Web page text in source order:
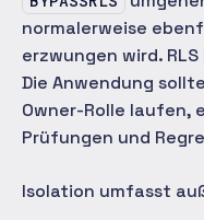
normalerweise
erzwungen wird.
Die Anwendung
Owner-Rolle laufen,
Prüfungen und
Isolation umfasst